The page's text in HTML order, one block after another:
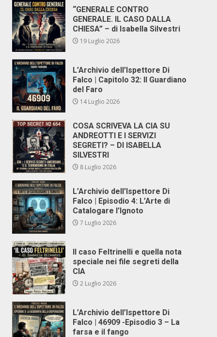
“GENERALE CONTRO
GENERALE. IL CASO DALLA
CHIESA” – di Isabella Silvestri
19 Luglio 2026
L’Archivio dell’Ispettore Di
Falco | Capitolo 32: Il Guardiano
del Faro
14 Luglio 2026
COSA SCRIVEVA LA CIA SU
ANDREOTTI E I SERVIZI
SEGRETI? – DI ISABELLA
SILVESTRI
8 Luglio 2026
L’Archivio dell’Ispettore Di
Falco | Episodio 4: L’Arte di
Catalogare l’Ignoto
7 Luglio 2026
Il caso Feltrinelli e quella nota
speciale nei file segreti della
CIA
2 Luglio 2026
L’Archivio dell’Ispettore Di
Falco | 46909 -Episodio 3 – La
farsa e il fango